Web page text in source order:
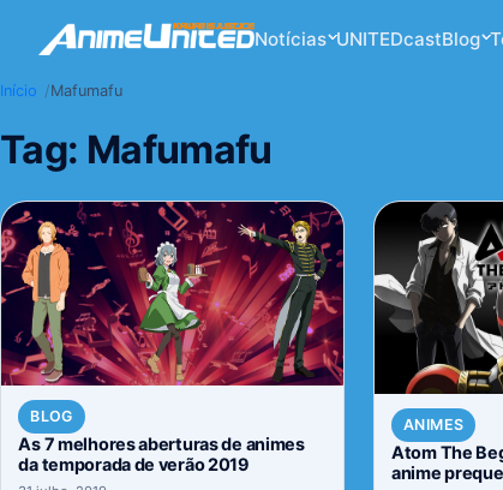
Notícias UNITEDcastBlog
Início Mafumafu
Tag: Mafumafu
BLOG
As 7 melhores aberturas de animes
da temporada de verão 2019
ANIMES
Atom The
anime